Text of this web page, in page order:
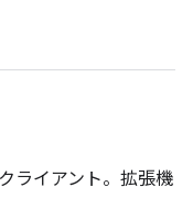
ライアント。拡張機